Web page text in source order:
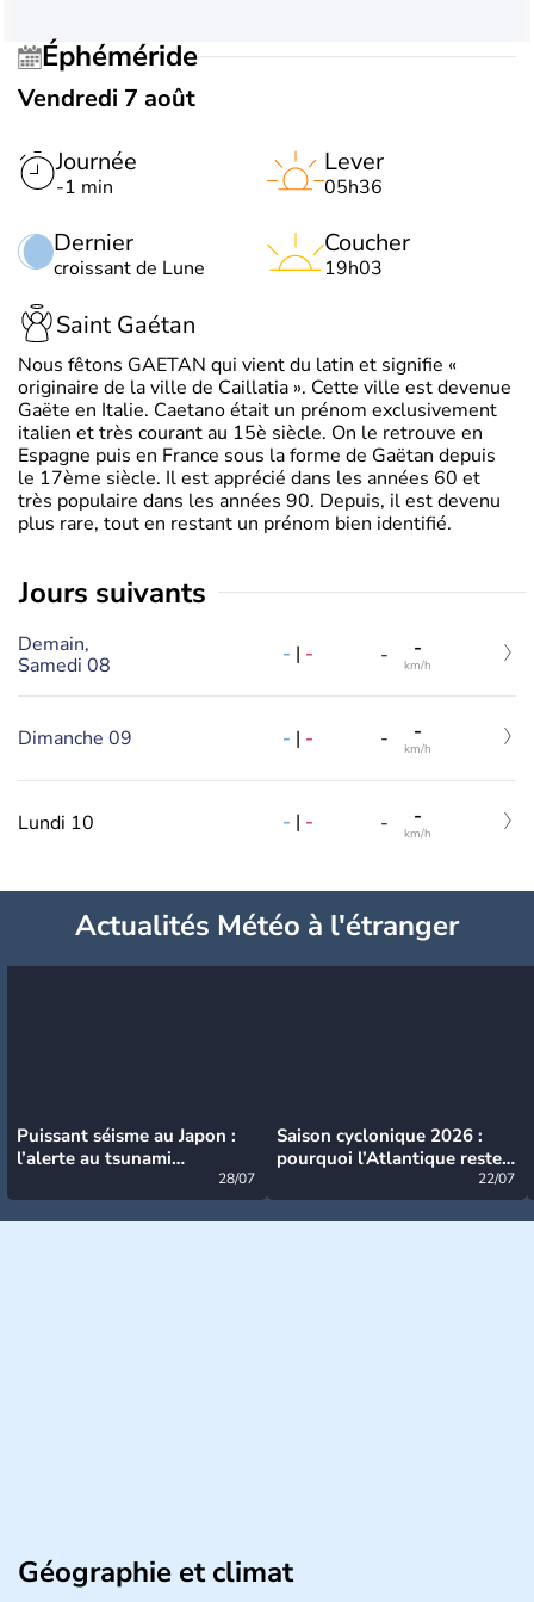
Éphéméride
Vendredi 7 août
Journée
-1 min
Dernier
croissant de Lune
Lever
05h36
Coucher
19h03
Saint Gaétan
Nous fêtons GAETAN qui vient du latin et signifie «
originaire de la ville de Caillatia ». Cette ville est devenue
Gaëte en Italie. Caetano était un prénom exclusivement
italien et très courant au 15è siècle. On le retrouve en
Espagne puis en France sous la forme de Gaëtan depuis
le 17ème siècle. Il est apprécié dans les années 60 et
très populaire dans les années 90. Depuis, il est devenu
plus rare, tout en restant un prénom bien identifié.
jours suivants
Demain,
Samedi 08
- | - - -
km/h
Dimanche 09 - | - - -
km/h
Lundi 10 - | - - -
km/h
Actualités Météo à l'étranger
Puissant séisme au Japon :
l’alerte au tsunami
28/07
Saison cyclonique 2026 :
pourquoi l’Atlantique reste
22/07
Géographie et climat